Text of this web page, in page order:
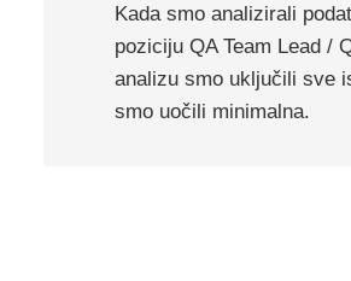
Kada smo analizirali
poziciju QA Team Lead /
analizu smo uključili sve
smo uočili minimalna.